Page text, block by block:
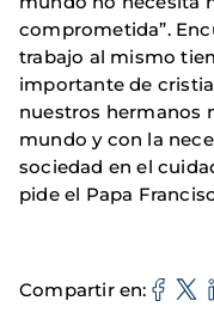
comprometida”.
trabajo al mismo
importante de
nuestros hermanos
mundo y con la
sociedad en el
pide el Papa
Compartir en